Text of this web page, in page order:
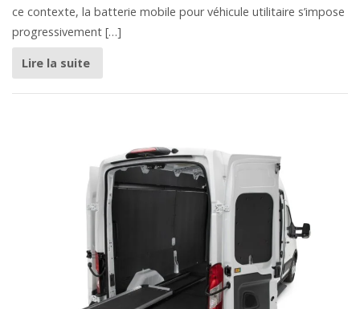
ce contexte, la batterie mobile pour véhicule utilitaire s’impose
progressivement […]
Lire la suite